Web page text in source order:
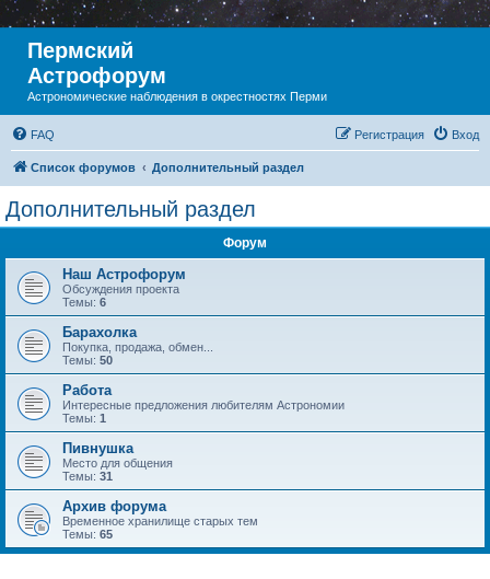
Пермский
Астрофорум
Астрономические наблюдения в окрестностях Перми
FAQ Вход
Регистрация
Список форумов Дополнительный раздел
Дополнительный раздел
Форум
Наш Астрофорум
Обсуждения проекта
Темы: 6
Барахолка
Покупка, продажа, обмен...
Темы: 50
Работа
Интересные предложения любителям Астрономии
Темы: 1
Пивнушка
Место для общения
Темы: 31
Архив форума
Временное хранилище старых тем
Темы: 65